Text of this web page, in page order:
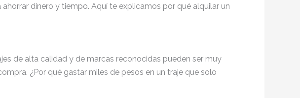
dinero y tiempo. Aquí te explicamos por qué alquilar un
de alta calidad y de marcas reconocidas pueden ser muy
¿Por qué gastar miles de pesos en un traje que solo